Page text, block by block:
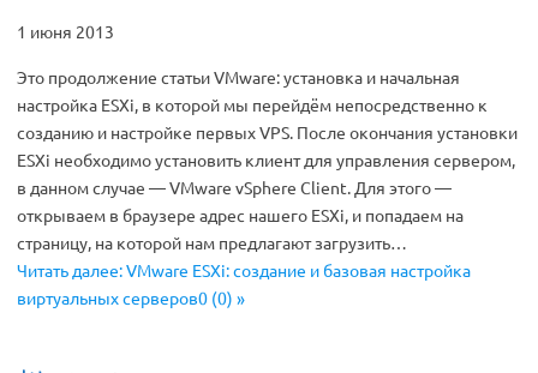
1 июня 2013
Это продолжение статьи VMware: установка и начальная
настройка ESXi, в которой мы перейдём непосредственно к
созданию и настройке первых VPS. После окончания установки
ESXi необходимо установить клиент для управления сервером,
в данном случае — VMware vSphere Client. Для этого —
открываем в браузере адрес нашего ESXi, и попадаем на
страницу, на которой нам предлагают загрузить…
Читать далее: VMware ESXi: создание и базовая настройка
виртуальных серверов0 (0) »